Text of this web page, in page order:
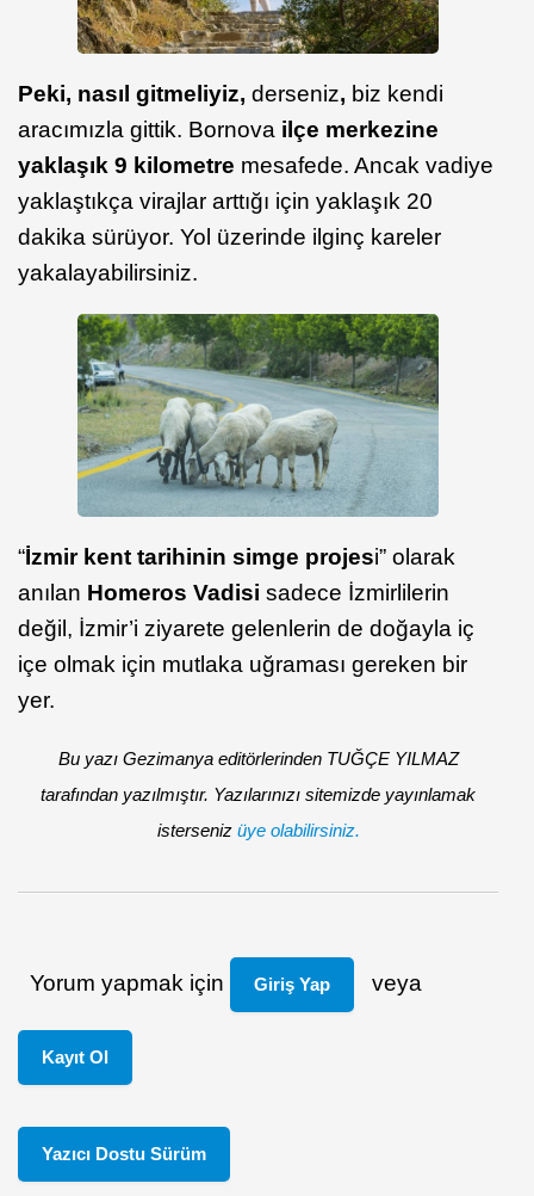
Peki, nasıl gitmeliyiz, derseniz, biz kendi
aracımızla gittik. Bornova ilçe merkezine
yaklaşık 9 kilometre mesafede. Ancak vadiye
yaklaştıkça virajlar arttığı için yaklaşık 20
dakika sürüyor. Yol üzerinde ilginç kareler
yakalayabilirsiniz.
“İzmir kent tarihinin simge projesi” olarak
anılan Homeros Vadisi sadece İzmirlilerin
değil, İzmir’i ziyarete gelenlerin de doğayla iç
içe olmak için mutlaka uğraması gereken bir
yer.
Bu yazı Gezimanya editörlerinden TUĞÇE YILMAZ
tarafından yazılmıştır. Yazılarınızı sitemizde yayınlamak
isterseniz üye olabilirsiniz.
Yorum yapmak için Giriş Yap veya
Kayıt Ol
Yazıcı Dostu Sürüm